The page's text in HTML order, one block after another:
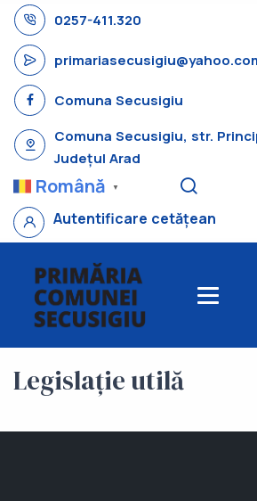
0257-411.320
Comuna Secusigiu
Comuna Secusigiu, str.
Județul Arad
Română ▼
Autentificare cetățean
Legislație utilă